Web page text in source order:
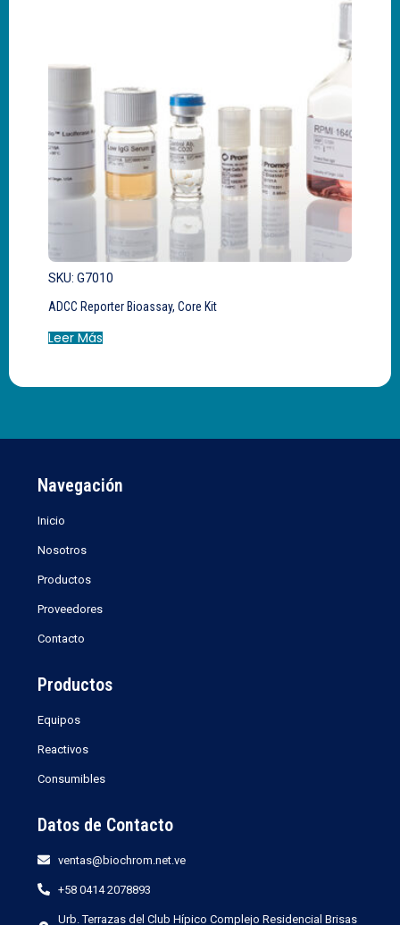
SKU: G7010
ADCC Reporter Bioassay, Core Kit
Leer Más
Navegación
Inicio
Nosotros
Productos
Proveedores
Contacto
Productos
Equipos
Reactivos
Consumibles
Datos de Contacto
ventas@biochrom.net.ve
+58 0414 2078893
Urb. Terrazas del Club Hípico Complejo Residencial Brisas